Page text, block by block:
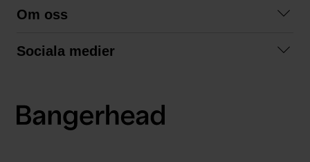
Köpvillkor
Om oss
Våra fraktalternativ
Sociala medier
LinkedIn